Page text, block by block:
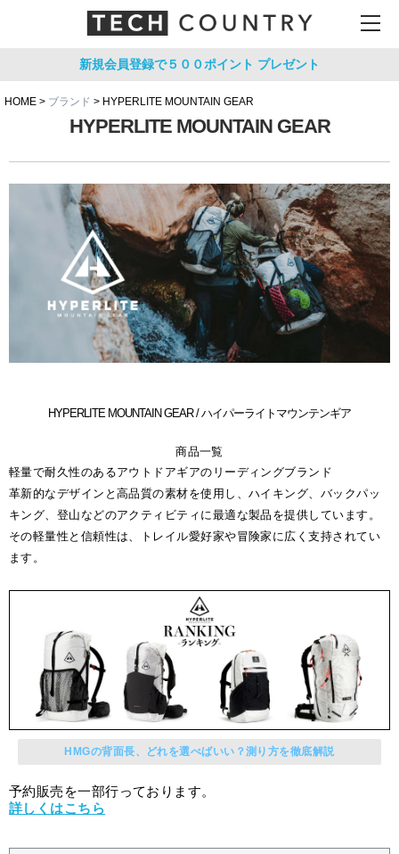
新規会員登録で５００ポイント プレゼント
HOME ブランド HYPERLITE MOUNTAIN GEAR
HYPERLITE MOUNTAIN GEAR
HYPERLITE MOUNTAIN GEAR / ハイパーライトマウンテンギア
商品一覧
軽量で耐久性のあるアウトドアギアのリーディングブランド
革新的なデザインと高品質の素材を使用し、ハイキング、バックパッ
キング、登山などのアクティビティに最適な製品を提供しています。
その軽量性と信頼性は、トレイル愛好家や冒険家に広く支持されてい
ます。
HMGの背面長、どれを選べばいい？測り方を徹底解説
予約販売を一部行っております。
詳しくはこちら